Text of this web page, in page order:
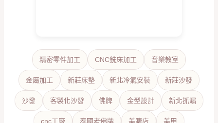
精密零件加工 CNC銑床加工 音樂教室
金屬加工 新莊床墊 新北冷氣安裝 新莊沙發
沙發 客製化沙發 佛牌 金型設計 新北抓漏
cnc工廠 泰國老佛牌 美睫店 美甲